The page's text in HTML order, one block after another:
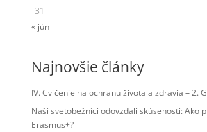
31
« jún
Najnovšie články
IV. Cvičenie na ochranu života a zdravia – 2. G
Naši svetobežníci odovzdali skúsenosti: Ako
Erasmus+?